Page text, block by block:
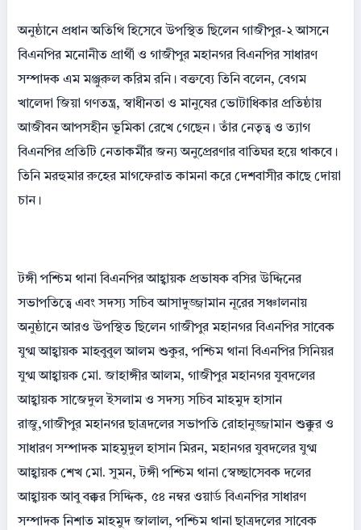
অনুষ্ঠানে প্রধান অতিথি হিসেবে উপস্থিত ছিলেন গাজীপুর-২ আসনে
বিএনপির মনোনীত প্রার্থী ও গাজীপুর মহানগর বিএনপির সাধারণ
সম্পাদক এম মঞ্জুরুল করিম রনি। বক্তব্যে তিনি বলেন, বেগম
খালেদা জিয়া গণতন্ত্র, স্বাধীনতা ও মানুষের ভোটাধিকার প্রতিষ্ঠায়
আজীবন আপসহীন ভূমিকা রেখে গেছেন। তাঁর নেতৃত্ব ও ত্যাগ
বিএনপির প্রতিটি নেতাকর্মীর জন্য অনুপ্রেরণার বাতিঘর হয়ে থাকবে।
তিনি মরহুমার রুহের মাগফেরাত কামনা করে দেশবাসীর কাছে দোয়া
চান।
টঙ্গী পশ্চিম থানা বিএনপির আহ্বায়ক প্রভাষক বসির উদ্দিনের
সভাপতিত্বে এবং সদস্য সচিব আসাদুজ্জামান নূরের সঞ্চালনায়
অনুষ্ঠানে আরও উপস্থিত ছিলেন গাজীপুর মহানগর বিএনপির সাবেক
যুগ্ম আহ্বায়ক মাহবুবুল আলম শুকুর, পশ্চিম থানা বিএনপির সিনিয়র
যুগ্ম আহ্বায়ক মো. জাহাঙ্গীর আলম, গাজীপুর মহানগর যুবদলের
আহ্বায়ক সাজেদুল ইসলাম ও সদস্য সচিব মাহমুদ হাসান
রাজু,গাজীপুর মহানগর ছাত্রদলের সভাপতি রোহানুজ্জামান শুক্কুর ও
সাধারণ সম্পাদক মাহমুদুল হাসান মিরন, মহানগর যুবদলের যুগ্ম
আহ্বায়ক শেখ মো. সুমন, টঙ্গী পশ্চিম থানা স্বেচ্ছাসেবক দলের
আহ্বায়ক আবু বক্কর সিদ্দিক, ৫৪ নম্বর ওয়ার্ড বিএনপির সাধারণ
সম্পাদক নিশাত মাহমুদ জালাল, পশ্চিম থানা ছাত্রদলের সাবেক